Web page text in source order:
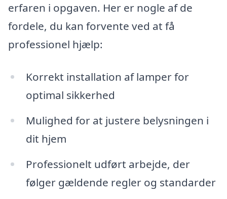
erfaren i opgaven. Her er nogle af de
fordele, du kan forvente ved at få
professionel hjælp:
Korrekt installation af lamper for
optimal sikkerhed
Mulighed for at justere belysningen i
dit hjem
Professionelt udført arbejde, der
følger gældende regler og standarder